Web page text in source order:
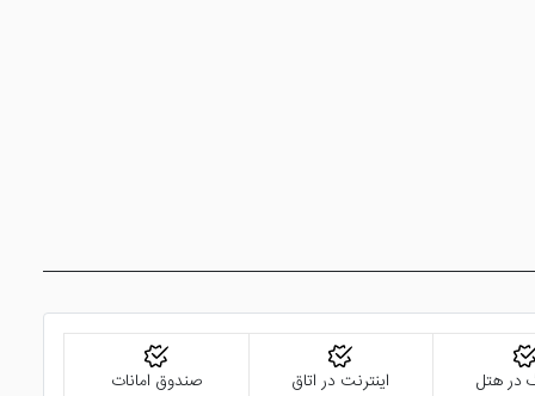
دارد. از این رو اگر به دنبال هتلی با نرخ مناسب تر هستید
در هتل اینترنت در اتاق صندوق امانات